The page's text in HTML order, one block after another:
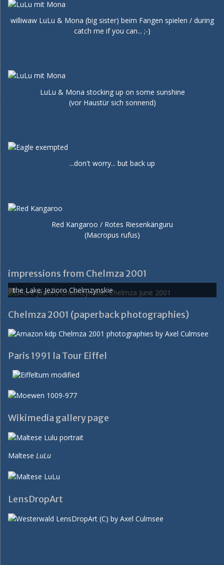
williwaw LuLu & Mona (big sister) beim Fangen spielen / during
catch me if you can... ;-)
LuLu & Mona stocking up on some sunshine
(vor Haustür sich sonnend)
...don't worry... but back up
Red Kangaroo / Rotes Riesenkänguru
(Macropus rufus)
impressions from Chelmza 2001
the Lake: Jezioro Chelmzynskie
Chelmza 2001 (paperback photographies)
Paris 1991 la Tour Eiffel
Wikimedia gallery page
Maltese LuLu
LensDropArt